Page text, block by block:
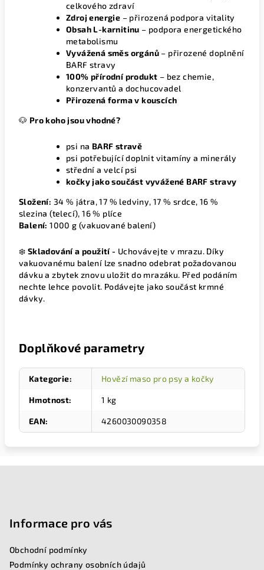
celkového zdraví
Zdroj energie – přirozená podpora vitality
Obsah L-karnitinu – podpora energetického
metabolismu
Vyvážená směs orgánů – přirozené doplnění
BARF stravy
100% přírodní produkt – bez chemie,
konzervantů a dochucovadel
Přirozená forma v kouscích
🐶 Pro koho jsou vhodné?
psi na BARF stravě
psi potřebující doplnit vitamíny a minerály
střední a velcí psi
kočky jako součást vyvážené BARF stravy
Složení: 34 % játra, 17 % ledviny, 17 % srdce, 16 %
slezina (telecí), 16 % plíce
Balení: 1000 g (vakuované balení)
❄️ Skladování a použití - Uchovávejte v mrazu. Díky
vakuovanému balení lze snadno odebrat požadovanou
dávku a zbytek znovu uložit do mrazáku. Před podáním
nechte lehce povolit. Podávejte jako součást krmné
dávky.
Doplňkové parametry
Kategorie: Hovězí maso pro psy a kočky
Hmotnost: 1 kg
EAN: 4260030090358
Informace pro vás
Obchodní podmínky
Podmínky ochrany osobních údajů